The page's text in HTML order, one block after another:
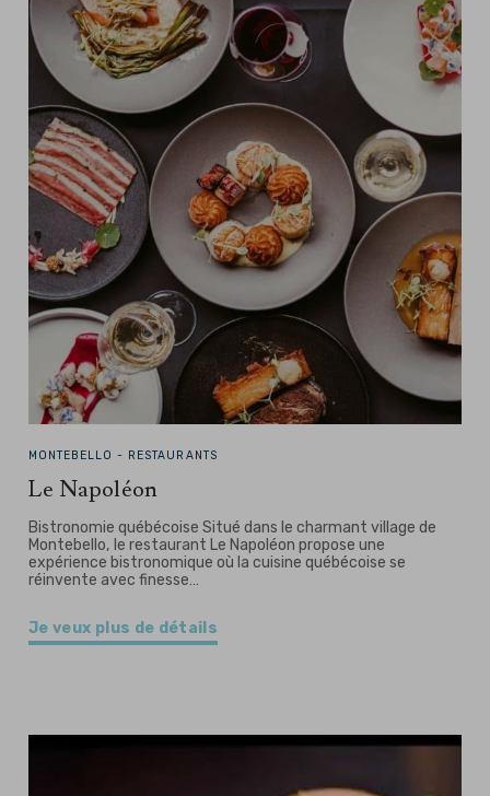
MONTEBELLO - RESTAURANTS
Le Napoléon
Bistronomie québécoise Situé dans le charmant village de
Montebello, le restaurant Le Napoléon propose une
expérience bistronomique où la cuisine québécoise se
réinvente avec finesse…
Je veux plus de détails